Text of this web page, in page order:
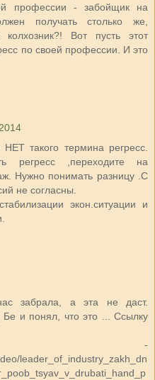
профессии - забойщик на
получать столько же,
колхозник?! Вот пусть этот
по своей профессии. И это
такого термина регресс.
регресс ,переходите на
Нужно понимать разницу .С
не согласны.
экон.ситуации и
забрала, а эта не даст.
и понял, что это ... Ссылку
-
leader_of_industry_zakh_dn